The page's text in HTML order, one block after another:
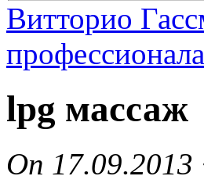
Витторио
lpg массаж
On 17.09.2013